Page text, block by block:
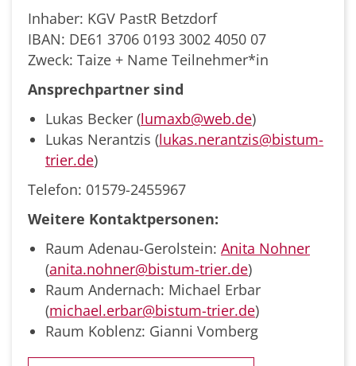
Inhaber: KGV PastR Betzdorf
IBAN: DE61 3706 0193 3002 4050 07
Zweck: Taize + Name Teilnehmer*in
Ansprechpartner sind
Lukas Becker (lumaxb@web.de)
Lukas Nerantzis (lukas.nerantzis@bistum-
trier.de)
Telefon: 01579-2455967
Weitere Kontaktpersonen:
Raum Adenau-Gerolstein: Anita Nohner
(anita.nohner@bistum-trier.de)
Raum Andernach: Michael Erbar
(michael.erbar@bistum-trier.de)
Raum Koblenz: Gianni Vomberg